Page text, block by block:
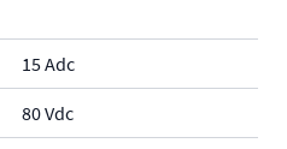
15 Adc
80 Vdc